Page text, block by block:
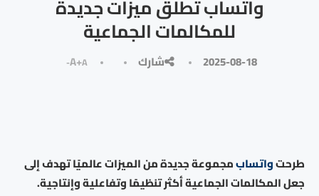
واتساب تطلق ميزات جديدة
للمكالمات الجماعية
2025-08-18 شارك A+A-
طرحتواتسابمجموعة جديدة من الميزات عالميًا تهدف إلى
جعل المكالمات الجماعية أكثر تنظيمًا وتفاعلية وإنتاجية.